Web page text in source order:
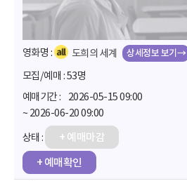
도희의 세계 상세정보 보기→
53명
2026-05-15 09:00
~ 2026-06-20 09:00
+ 예매마감
+ 예매확인